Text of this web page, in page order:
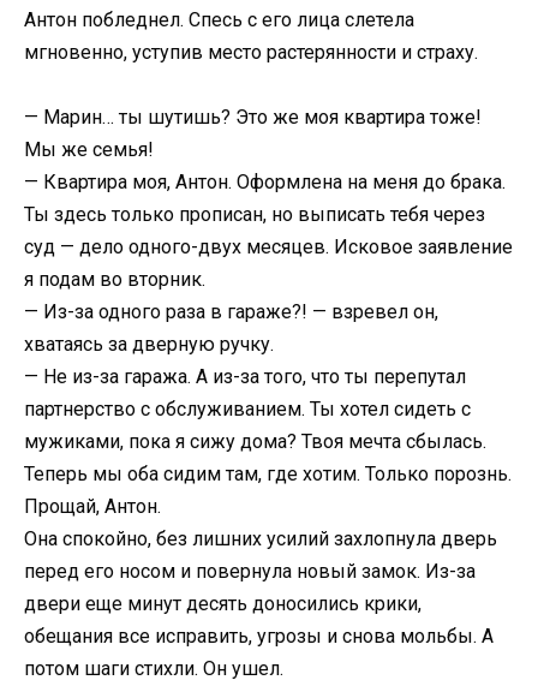
Антон побледнел. Спесь с его лица слетела
мгновенно, уступив место растерянности и страху.
— Марин… ты шутишь? Это же моя квартира тоже!
Мы же семья!
— Квартира моя, Антон. Оформлена на меня до брака.
Ты здесь только прописан, но выписать тебя через
суд — дело одного-двух месяцев. Исковое заявление
я подам во вторник.
— Из-за одного раза в гараже?! — взревел он,
хватаясь за дверную ручку.
— Не из-за гаража. А из-за того, что ты перепутал
партнерство с обслуживанием. Ты хотел сидеть с
мужиками, пока я сижу дома? Твоя мечта сбылась.
Теперь мы оба сидим там, где хотим. Только порознь.
Прощай, Антон.
Она спокойно, без лишних усилий захлопнула дверь
перед его носом и повернула новый замок. Из-за
двери еще минут десять доносились крики,
обещания все исправить, угрозы и снова мольбы. А
потом шаги стихли. Он ушел.